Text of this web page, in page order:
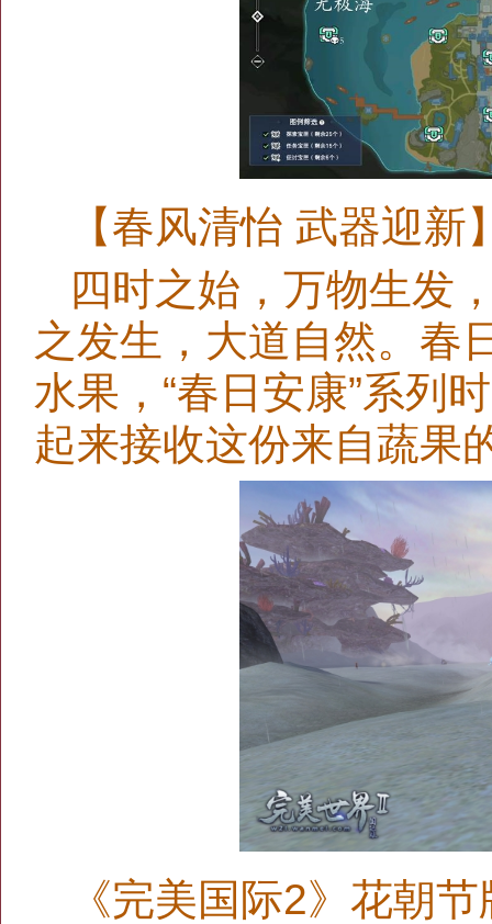
【春风清怡 武器迎新
四时之始，万物生发
之发生，大道自然。春
水果，“春日安康”系列
起来接收这份来自蔬果
《完美国际2》花朝